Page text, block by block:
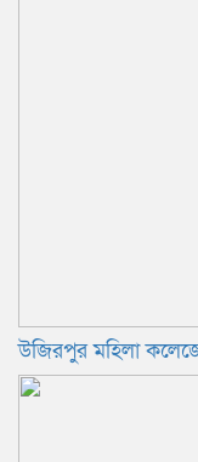
উজিরপুর মহিলা